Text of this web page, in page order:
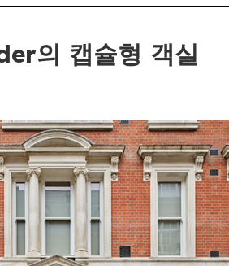
의 캡슐형 객실